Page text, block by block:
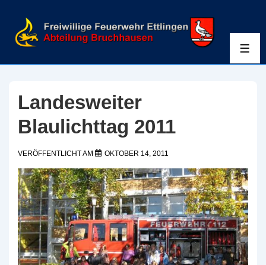
Inhalt
Landesweiter
Blaulichttag 2011
VERÖFFENTLICHT AM OKTOBER 14, 2011